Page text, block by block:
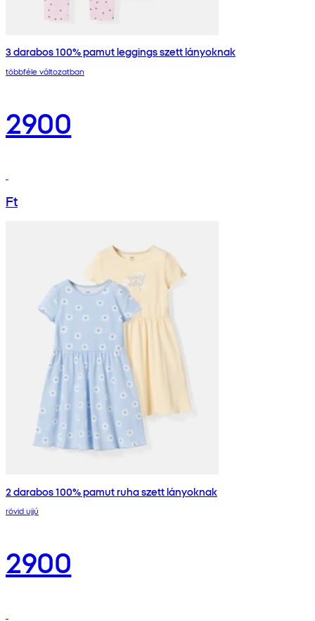
3 darabos 100% pamut leggings szett lányoknak
többféle változatban
2900
Ft
2 darabos 100% pamut ruha szett lányoknak
rövid ujjú
2900